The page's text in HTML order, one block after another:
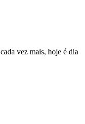
vez mais, hoje é dia